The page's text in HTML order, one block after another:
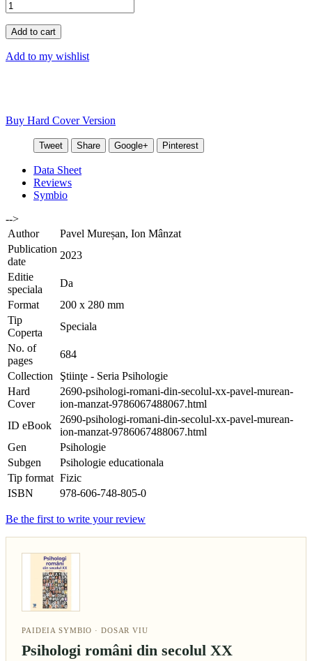
Add to cart
Add to my wishlist
Buy Hard Cover Version
Tweet Share Google+ Pinterest
Data Sheet
Reviews
Symbio
-->
Author
Pavel Mureșan, Ion Mânzat
Publication
date
2023
Editie
speciala
Da
Format
200 x 280 mm
Tip
Coperta
Speciala
No. of
pages
684
Collection
Ştiinţe - Seria Psihologie
Hard
Cover
2690-psihologi-romani-din-secolul-xx-pavel-murean-
ion-manzat-9786067488067.html
ID eBook
2690-psihologi-romani-din-secolul-xx-pavel-murean-
ion-manzat-9786067488067.html
Gen
Psihologie
Subgen
Psihologie educationala
Tip format Fizic
ISBN
978-606-748-805-0
Be the first to write your review
PAIDEIA SYMBIO · DOSAR VIU
Psihologi români din secolul XX